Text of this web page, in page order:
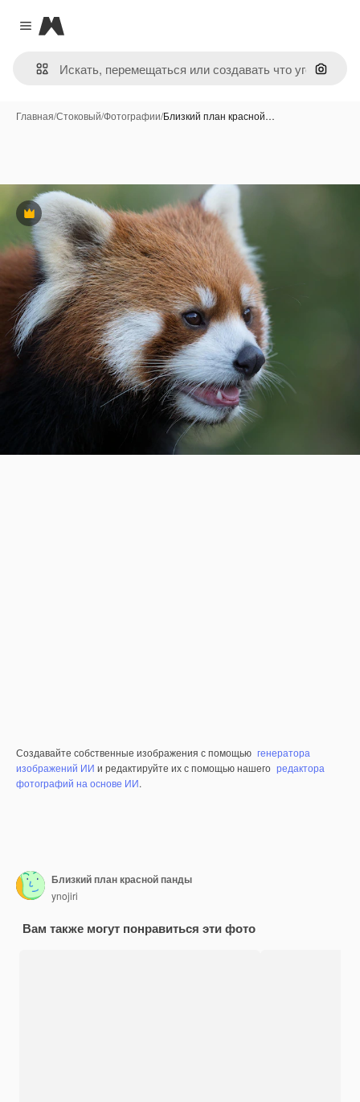
Close menu
Magnific
Поиск
Главная/Стоковый/Фотографии/Близкий план красной…
Премиум
Создавайте собственные изображения с помощью генератора
изображений ИИ и редактируйте их с помощью нашего редактора
фотографий на основе ИИ.
Близкий план красной панды
ynojiri
Вам также могут понравиться эти фото